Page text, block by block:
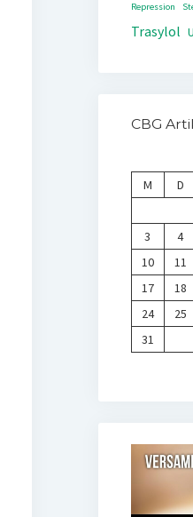
Repression
Trasylol
CBG
M
D
3
4
10
11
17
18
24
25
31